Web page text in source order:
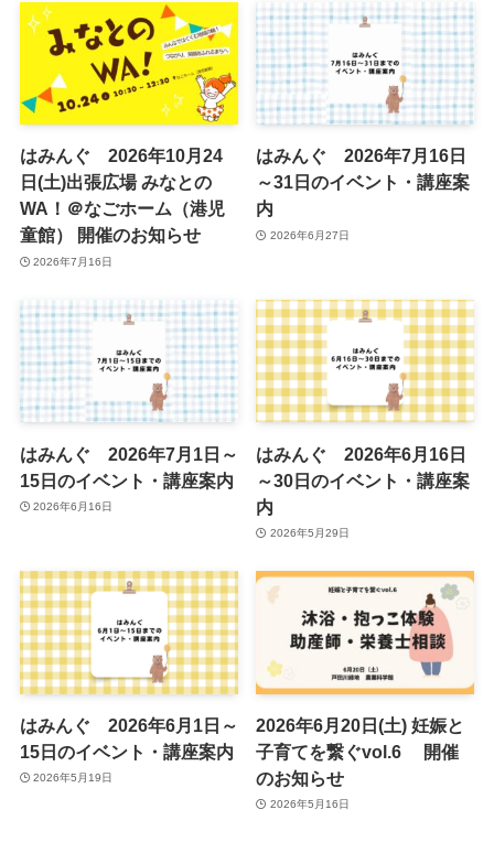
はみんぐ 2026年10月24
日(土)出張広場 みなとの
WA！＠なごホーム（港児
童館） 開催のお知らせ
2026年7月16日
はみんぐ 2026年7月16日
～31日のイベント・講座案
内
2026年6月27日
はみんぐ 2026年7月1日～
15日のイベント・講座案内
2026年6月16日
はみんぐ 2026年6月16日
～30日のイベント・講座案
内
2026年5月29日
はみんぐ 2026年6月1日～
15日のイベント・講座案内
2026年5月19日
2026年6月20日(土) 妊娠と
子育てを繋ぐvol.6 開催
のお知らせ
2026年5月16日